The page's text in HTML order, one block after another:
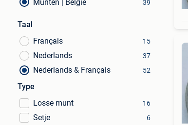
Munten | België
39
Taal
Français
15
Nederlands 37
Nederlands & Français 52
Type
Losse munt
16
Setje 6